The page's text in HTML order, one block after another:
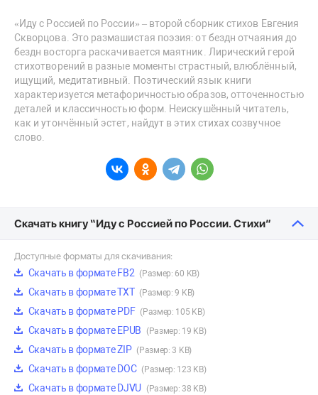
«Иду с Россией по России» – второй сборник стихов Евгения
Скворцова. Это размашистая поэзия: от бездн отчаяния до
бездн восторга раскачивается маятник. Лирический герой
стихотворений в разные моменты страстный, влюблённый,
ищущий, медитативный. Поэтический язык книги
характеризуется метафоричностью образов, отточенностью
деталей и классичностью форм. Неискушённый читатель,
как и утончённый эстет, найдут в этих стихах созвучное
слово.
Скачать книгу “Иду с Россией по России. Стихи”
Доступные форматы для скачивания:
Скачать в формате FB2 (Размер: 60 KB)
Скачать в формате TXT (Размер: 9 KB)
Скачать в формате PDF (Размер: 105 KB)
Скачать в формате EPUB (Размер: 19 KB)
Скачать в формате ZIP (Размер: 3 KB)
Скачать в формате DOC (Размер: 123 KB)
Скачать в формате DJVU (Размер: 38 KB)